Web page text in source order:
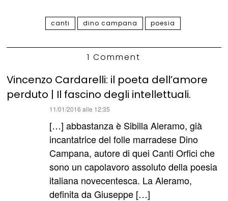
canti dino campana poesia
1 Comment
Vincenzo Cardarelli: il poeta dell’amore
perduto | Il fascino degli intellettuali.
11/01/2016 alle 12:35
[…] abbastanza è Sibilla Aleramo, già
incantatrice del folle marradese Dino
Campana, autore di quei Canti Orfici che
sono un capolavoro assoluto della poesia
italiana novecentesca. La Aleramo,
definita da Giuseppe […]